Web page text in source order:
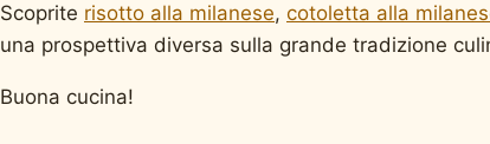
Scoprite risotto alla milanese, cotoletta alla
una prospettiva diversa sulla grande tradizione
Buona cucina!